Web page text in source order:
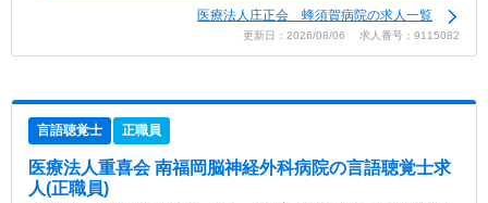
医療法人庄正会 蜂須賀病院の求人一覧
更新日：2026/08/06 求人番号：9115082
言語聴覚士 正職員
医療法人重喜会 南福岡脳神経外科病院の言語聴覚士求
人(正職員)